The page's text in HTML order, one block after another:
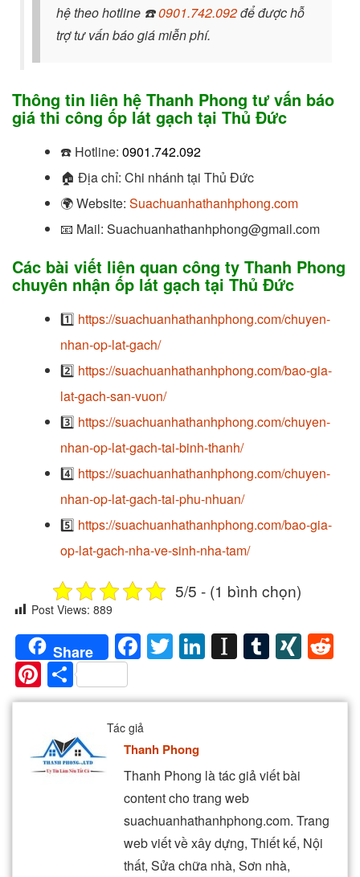
hệ theo hotline ☎️0901.742.092để được hỗ
trợ tư vấn báo giá miễn phí.
Thông tin liên hệ Thanh Phong tư vấn báo
giá thi công ốp lát gạch tại Thủ Đức
☎️ Hotline: 0901.742.092
🏠 Địa chỉ: Chi nhánh tại Thủ Đức
🌍Website: Suachuanhathanhphong.com
📧 Mail: Suachuanhathanhphong@gmail.com
Các bài viết liên quan công ty Thanh Phong
chuyên nhận ốp lát gạch tại Thủ Đức
1️⃣ https://suachuanhathanhphong.com/chuyen-
nhan-op-lat-gach/
2️⃣ https://suachuanhathanhphong.com/bao-gia-
lat-gach-san-vuon/
3️⃣ https://suachuanhathanhphong.com/chuyen-
nhan-op-lat-gach-tai-binh-thanh/
4️⃣ https://suachuanhathanhphong.com/chuyen-
nhan-op-lat-gach-tai-phu-nhuan/
5️⃣ https://suachuanhathanhphong.com/bao-gia-
op-lat-gach-nha-ve-sinh-nha-tam/
5/5 - (1 bình chọn)
Post Views: 889
Share Facebook
Twitter
LinkedIn
Instapaper
Tumblr
Pinterest
Share
Tác giả
Thanh Phong
Thanh Phong là tác giả viết bài
content cho trang web
suachuanhathanhphong.com. Trang
web viết về xây dựng, Thiết kế, Nội
thất, Sửa chữa nhà, Sơn nhà,